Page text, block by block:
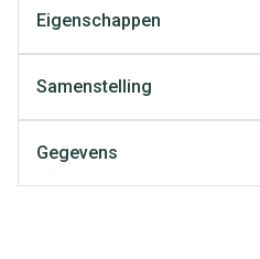
Eigenschappen
Anatomische pasvorm, in
elastische stof
Samenstelling
Gegevens